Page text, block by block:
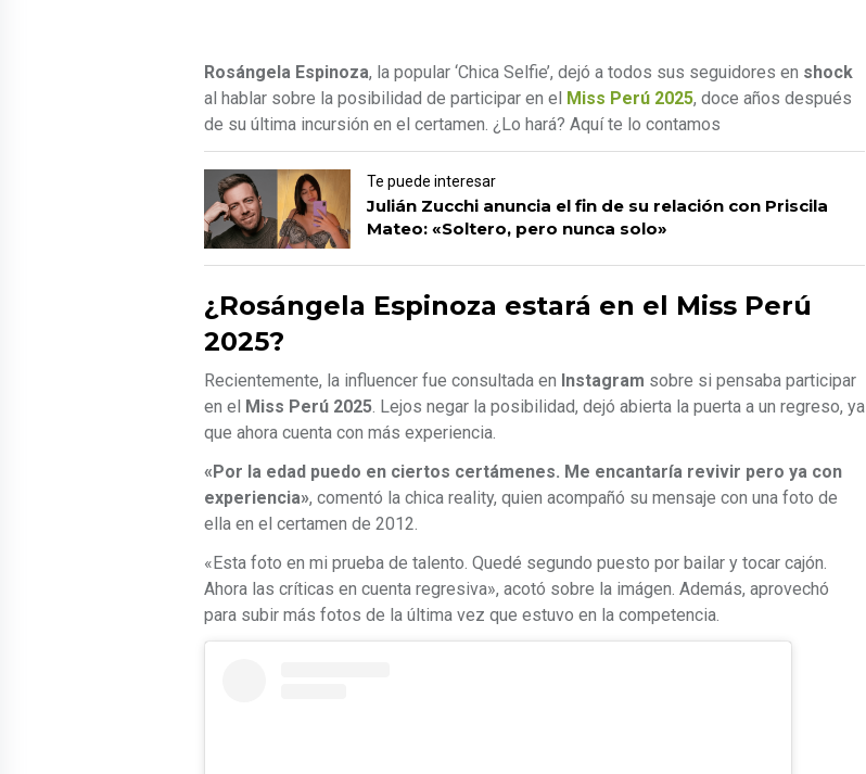
Rosángela Espinoza, la popular ‘Chica Selfie’, dejó a todos sus seguidores en shock
al hablar sobre la posibilidad de participar en el
Miss Perú 2025, doce años después
de su última incursión en el certamen. ¿Lo hará? Aquí te lo contamos
Te puede interesar
Julián Zucchi anuncia el fin de su relación con Priscila
Mateo: «Soltero, pero nunca solo»
¿Rosángela Espinoza estará en el Miss Perú
2025?
Recientemente, la influencer fue consultada en Instagram sobre si pensaba participar
en el
Miss Perú 2025. Lejos negar la posibilidad, dejó abierta la puerta a un regreso, ya
que ahora cuenta con más experiencia.
«Por la edad puedo en ciertos certámenes. Me encantaría revivir pero ya con
experiencia», comentó la chica reality, quien acompañó su mensaje con una foto de
ella en el certamen de 2012.
«Esta foto en mi prueba de talento. Quedé segundo puesto por bailar y tocar cajón.
Ahora las críticas en cuenta regresiva», acotó sobre la imágen. Además, aprovechó
para subir más fotos de la última vez que estuvo en la competencia.